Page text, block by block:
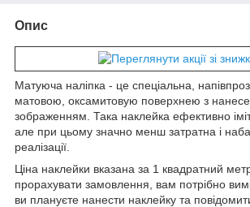
Опис
Матуюча наліпка - це спеціальна,
матовою, оксамитовую поверхнею з
зображенням. Така наклейка ефективно
але при цьому значно менш затратна і
реалізації.
Ціна наклейки вказана за 1 квадратний
прорахувати замовлення, вам потрібно
ви плануєте нанести наклейку та